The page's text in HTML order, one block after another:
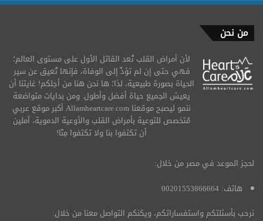
من نحن
لأن أمراض القلب تُعد القاتل الأول على مستوى العالم؛
فهي حتى إن لم تؤدِّ إلى الوفاة، فإنها تُعيق عن سير
الحياة بصورة طبيعية، لذا؛ ها نحن هنا من أجلكم! غايتنا أن
يعيش الجميع حياة أفضل وأطول. ومن بدايات متواضعة
ننمو ليصبح موقعنا Allamheartcare.com أكبر موقع عربي
مُتخصص للتوعية بأمراض القلب والأوعية الدموية، آملين
أن تكتفوا بنا ولا تكتفوا مِنّا!
لحجز الموعد في مصر من خلال:
هاتف: 00201553866664
نرحب بأسئلتكم واستفساراتكم، ويكنكم التواصل معنا من خلال: